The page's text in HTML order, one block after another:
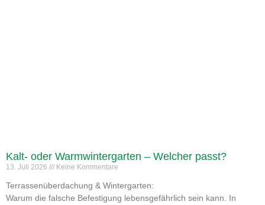
Kalt- oder Warmwintergarten – Welcher passt?
13. Juli 2026 Keine Kommentare
Terrassenüberdachung & Wintergarten:
Warum die falsche Befestigung lebensgefährlich sein kann. In